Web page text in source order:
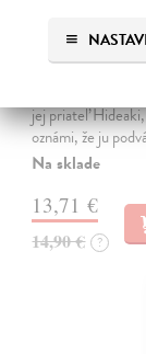
Dni v
Jagisawa Satoshi|
jej priateľ
oznámi, že ju
Na sklade
13,71 €
14,90 € ?